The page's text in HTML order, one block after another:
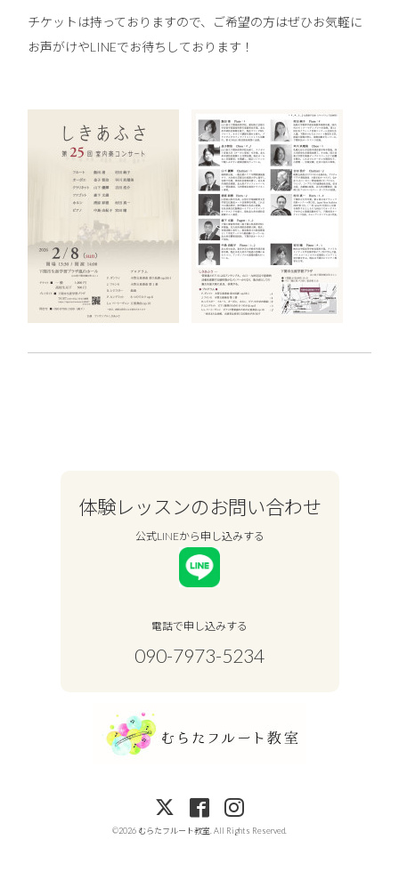
チケットは持っておりますので、ご希望の方はぜひお気軽に
お声がけやLINEでお待ちしております！
体験レッスンのお問い合わせ
公式LINEから申し込みする
電話で申し込みする
090-7973-5234
©2026 むらたフルート教室 . All Rights Reserved.